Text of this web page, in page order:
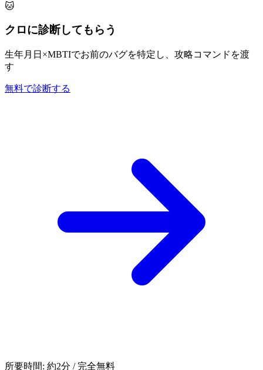
🐱
クロに診断してもらう
生年月日×MBTIでお前のバグを特定し、攻略コマンドを渡
す
無料で診断する
所要時間: 約2分 / 完全無料